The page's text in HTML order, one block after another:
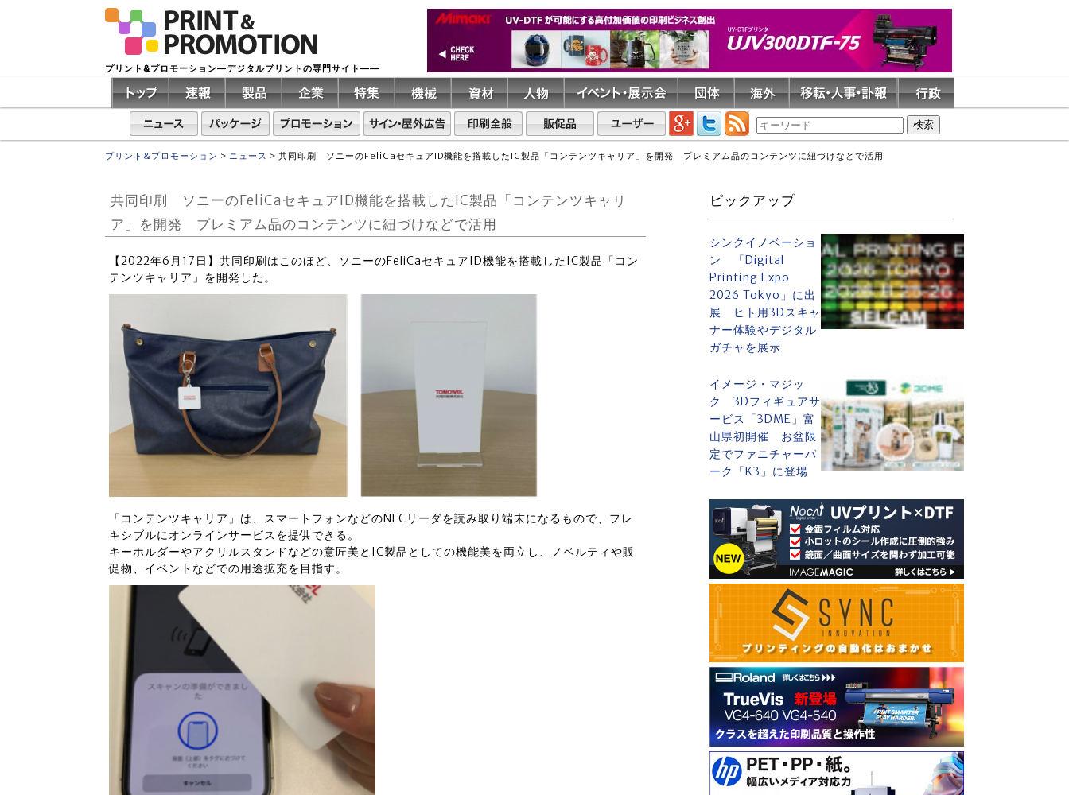
プリント&プロモーション―デジタルプリントの専門サイト――
プリント&プロモーション > ニュース > 共同印刷 ソニーのFeliCaセキュアID機能を搭載したIC製品「コンテンツキャリア」を開発 プレミアム品のコンテンツに紐づけなどで活用
共同印刷 ソニーのFeliCaセキュアID機能を搭載したIC製品「コンテンツキャリ
ア」を開発 プレミアム品のコンテンツに紐づけなどで活用
【2022年6月17日】共同印刷はこのほど、ソニーのFeliCaセキュアID機能を搭載したIC製品「コン
テンツキャリア」を開発した。
「コンテンツキャリア」は、スマートフォンなどのNFCリーダを読み取り端末になるもので、フレ
キシブルにオンラインサービスを提供できる。
キーホルダーやアクリルスタンドなどの意匠美とIC製品としての機能美を両立し、ノベルティや販
促物、イベントなどでの用途拡充を目指す。
ピックアップ
シンクイノベーショ
ン 「Digital
Printing Expo
2026 Tokyo」に出
展 ヒト用3Dスキャ
ナー体験やデジタル
ガチャを展示
イメージ・マジッ
ク 3Dフィギュアサ
ービス「3DME」富
山県初開催 お盆限
定でファニチャーパ
ーク「K3」に登場